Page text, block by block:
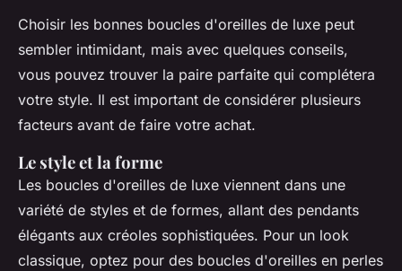
Choisir les bonnes boucles d'oreilles de luxe peut
sembler intimidant, mais avec quelques conseils,
vous pouvez trouver la paire parfaite qui complétera
votre style. Il est important de considérer plusieurs
facteurs avant de faire votre achat.
Le style et la forme
Les boucles d'oreilles de luxe viennent dans une
variété de styles et de formes, allant des pendants
élégants aux créoles sophistiquées. Pour un look
classique, optez pour des boucles d'oreilles en perles